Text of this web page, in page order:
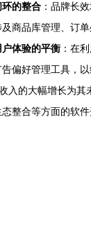
的整合 ：品牌长
商品库管理、订
体验的平衡 ：在
偏好管理工具，
入的大幅增长为其
整合等方面的软